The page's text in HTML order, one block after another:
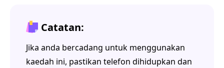
Catatan:
Jika anda bercadang untuk menggunakan
kaedah ini, pastikan telefon dihidupkan dan